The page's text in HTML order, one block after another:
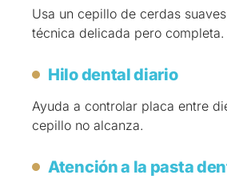
Usa un cepillo de cerdas
técnica delicada pero completa.
Hilo dental diario
Ayuda a controlar placa entre
cepillo no alcanza.
Atención a la pasta